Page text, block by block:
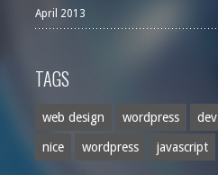
April 2013
TAGS
web design wordpress dev
nice wordpress javascript